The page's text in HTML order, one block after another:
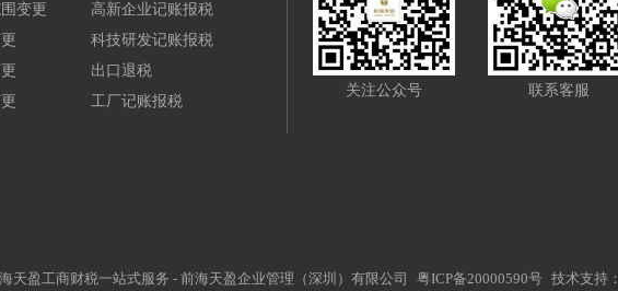
变更
高新企业记账报税
科技研发记账报税
出口退税
工厂记账报税
关注公众号 联系客服
天盈工商财税一站式服务 - 前海天盈企业管理（深圳）有限公司 粤ICP备20000590号 技术支持：